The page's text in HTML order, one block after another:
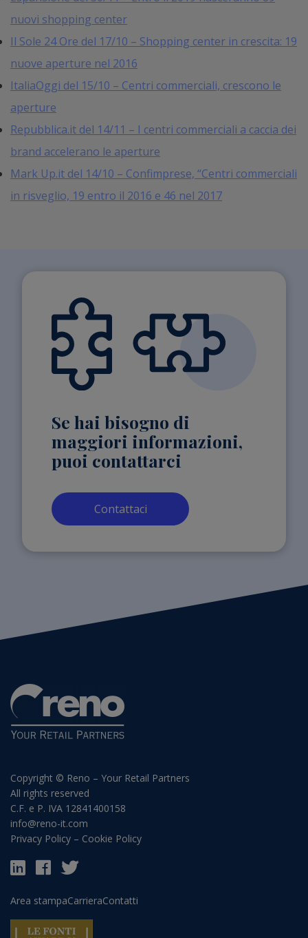
nuovi shopping center
Il Sole 24 Ore del 17/10 – Shopping center in crescita: 19
nuove aperture nel 2016
ItaliaOggi del 15/10 – Centri commerciali, crescono le
aperture
Repubblica.it del 14/11 – I centri commerciali a caccia dei
brand accelerano le aperture
Mark Up.it del 14/10 – Confimprese, “Centri commerciali
in risveglio, 19 entro il 2016 e 46 nel 2017
Se hai bisogno di
maggiori informazioni,
puoi contattarci
Contattaci
Copyright © Reno – Your Retail Partners
All rights reserved
C.F. e P. IVA 12841400158
info@reno-it.com
Privacy Policy – Cookie Policy
Area stampaCarrieraContatti